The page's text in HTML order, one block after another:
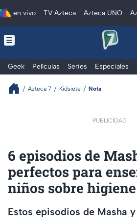
en vivo TV Azteca Azteca UNO
Geek Películas Series Especiales
Azteca 7 Kidsiete Nota
PUBLICIDAD
6 episodios de
perfectos para
niños sobre
Estos episodios de Masha